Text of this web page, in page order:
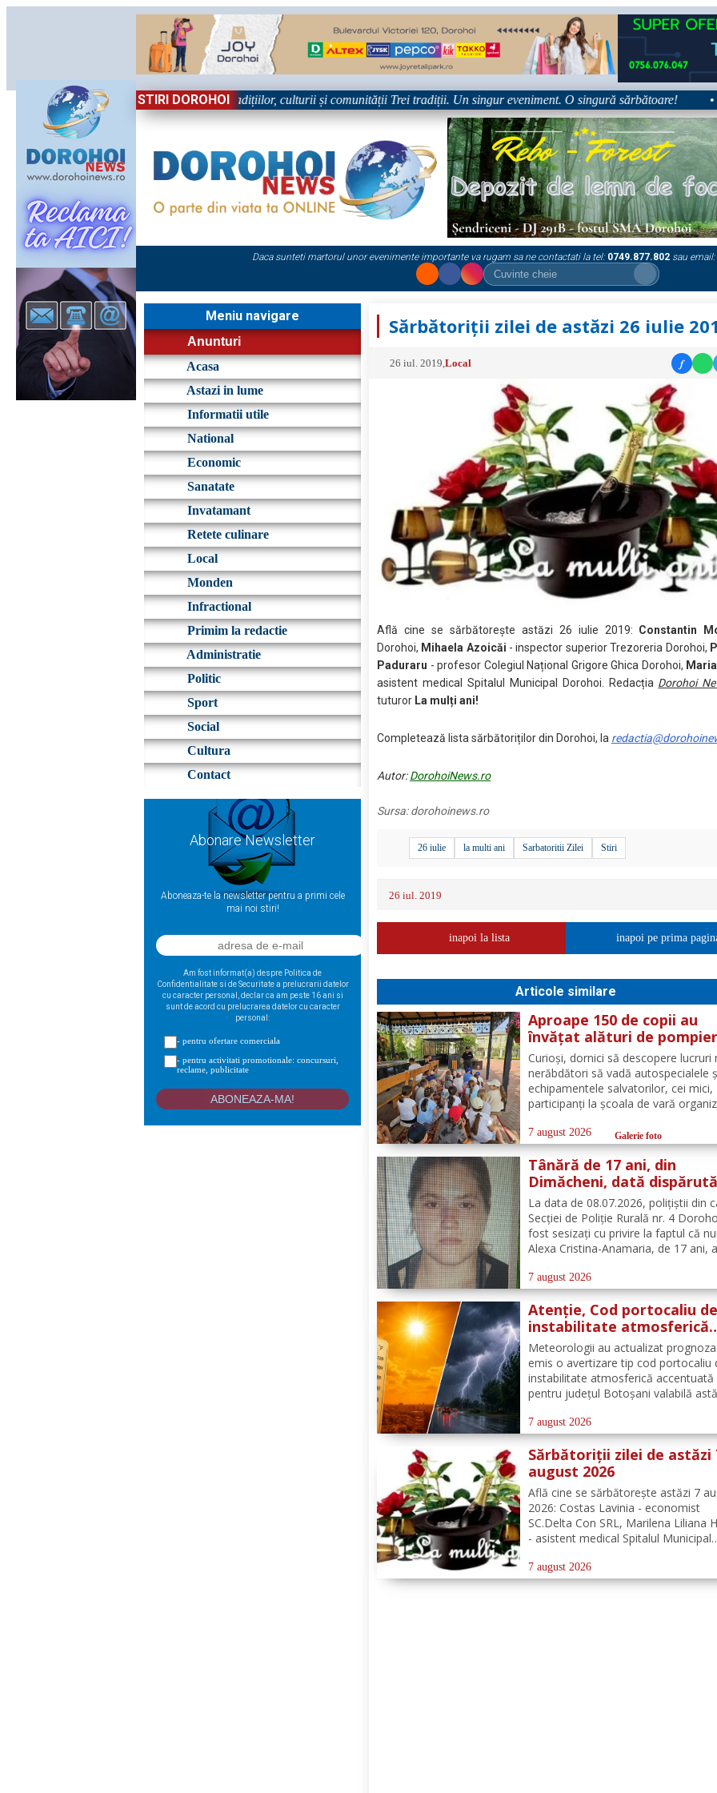
STIRI DOROHOI
în Sărbătoare!” – trei zile dedicate tradițiilor, culturii și comunității Trei tradiții. Un singur eveniment. O singură sărbătoare!
Daca sunteti martorul unor evenimente importante va rugam sa ne contactati la tel: 0749.877.802 sau email:
Meniu navigare
Anunturi
Acasa
Astazi in lume
Informatii utile
National
Economic
Sanatate
Invatamant
Retete culinare
Local
Monden
Infractional
Primim la redactie
Administratie
Politic
Sport
Social
Cultura
Contact
Abonare Newsletter
Aboneaza-te la newsletter pentru a primi cele
mai noi stiri!
Am fost informat(a) despre Politica de
Confidentialitate si de Securitate a prelucrarii datelor
cu caracter personal, declar ca am peste 16 ani si
sunt de acord cu prelucrarea datelor cu caracter
personal:
- pentru ofertare comerciala
- pentru activitati promotionale: concursuri,
reclame, publicitate
Sărbătoriții zilei de astăzi 26 iulie
26 iul. 2019 ,Local f
Află cine se sărbătoreşte astăzi 26 iulie 2019: Constantin
Dorohoi, Mihaela Azoicăi - inspector superior Trezoreria Dorohoi,
Paduraru - profesor Colegiul Național Grigore Ghica Dorohoi,
asistent medical Spitalul Municipal Dorohoi. Redacția Dorohoi
tuturor La mulți ani!
Completează lista sărbătoriților din Dorohoi, la
Autor:DorohoiNews.ro
Sursa:dorohoinews.ro
26 iulie la multi ani Sarbatoritii Zilei Stiri
26 iul. 2019
inapoi la lista inapoi pe prima
Articole similare
Aproape 150 de copii au
învățat alături de
botoșăneni, că siguranța
începe cu un gest simplu
Curioși, dornici să descopere lucruri
nerăbdători să vadă autospecialele
echipamentele salvatorilor, cei mici,
participanți la școala de vară
Botoșani, au avut parte de o
interactivă despre prevenirea
urgență și...
7 august 2026 Galerie foto
Tânără de 17 ani, din
Dimăcheni, dată dispărută
după ce a plecat voluntar
acasă și nu a mai revenit
La data de 08.07.2026, polițiștii din
Secției de Poliție Rurală nr. 4
fost sesizați cu privire la faptul că
Alexa Cristina-Anamaria, de 17 ani, a
din satul și comuna Dimăcheni,
Botoșani. Semnalmentele numitei
7 august 2026
Atenție, Cod portocaliu de
instabilitate atmosferică
pentru județul Botoșani!
Meteorologii au actualizat
emis o avertizare tip cod portocaliu
instabilitate atmosferică accentuată
pentru județul Botoșani valabilă
manifesta prin intensificări ale
vijelii puternice (rafale de 70...90
averse...
7 august 2026
Sărbătoriții zilei de astăzi
august 2026
Află cine se sărbătoreşte astăzi 7
2026: Costas Lavinia - economist
SC.Delta Con SRL, Marilena Liliana
- asistent medical Spitalul Municipal
misionar protopopesc Protopopiatul
Dorohoi, Marcela Simona Vieru -
7 august 2026